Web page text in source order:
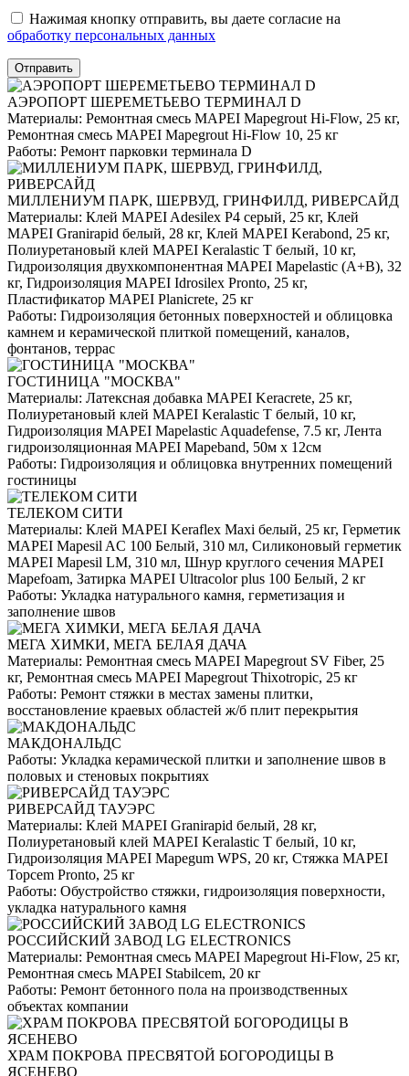
Нажимая кнопку отправить, вы даете согласие на
обработку персональных данных
Отправить
АЭРОПОРТ ШЕРЕМЕТЬЕВО ТЕРМИНАЛ D
Материалы: Ремонтная смесь MAPEI Mapegrout Hi-Flow, 25 кг,
Ремонтная смесь MAPEI Mapegrout Hi-Flow 10, 25 кг
Работы: Ремонт парковки терминала D
МИЛЛЕНИУМ ПАРК, ШЕРВУД, ГРИНФИЛД, РИВЕРСАЙД
Материалы: Клей MAPEI Adesilex P4 серый, 25 кг, Клей
MAPEI Granirapid белый, 28 кг, Клей MAPEI Kerabond, 25 кг,
Полиуретановый клей MAPEI Keralastic T белый, 10 кг,
Гидроизоляция двухкомпонентная MAPEI Mapelastic (А+B), 32
кг, Гидроизоляция MAPEI Idrosilex Pronto, 25 кг,
Пластификатор MAPEI Planicrete, 25 кг
Работы: Гидроизоляция бетонных поверхностей и облицовка
камнем и керамической плиткой помещений, каналов,
фонтанов, террас
ГОСТИНИЦА "МОСКВА"
Материалы: Латексная добавка MAPEI Keracrete, 25 кг,
Полиуретановый клей MAPEI Keralastic T белый, 10 кг,
Гидроизоляция MAPEI Mapelastic Aquadefense, 7.5 кг, Лента
гидроизоляционная MAPEI Mapeband, 50м x 12см
Работы: Гидроизоляция и облицовка внутренних помещений
гостиницы
ТЕЛЕКОМ СИТИ
Материалы: Клей MAPEI Keraflex Maxi белый, 25 кг, Герметик
MAPEI Mapesil AC 100 Белый, 310 мл, Силиконовый герметик
MAPEI Mapesil LM, 310 мл, Шнур круглого сечения MAPEI
Mapefoam, Затирка MAPEI Ultracolor plus 100 Белый, 2 кг
Работы: Укладка натурального камня, герметизация и
заполнение швов
МЕГА ХИМКИ, МЕГА БЕЛАЯ ДАЧА
Материалы: Ремонтная смесь MAPEI Mapegrout SV Fiber, 25
кг, Ремонтная смесь MAPEI Mapegrout Thixotropic, 25 кг
Работы: Ремонт стяжки в местах замены плитки,
восстановление краевых областей ж/б плит перекрытия
МАКДОНАЛЬДС
Работы: Укладка керамической плитки и заполнение швов в
половых и стеновых покрытиях
РИВЕРСАЙД ТАУЭРС
Материалы: Клей MAPEI Granirapid белый, 28 кг,
Полиуретановый клей MAPEI Keralastic T белый, 10 кг,
Гидроизоляция MAPEI Mapegum WPS, 20 кг, Стяжка MAPEI
Topcem Pronto, 25 кг
Работы: Обустройство стяжки, гидроизоляция поверхности,
укладка натурального камня
РОССИЙСКИЙ ЗАВОД LG ELECTRONICS
Материалы: Ремонтная смесь MAPEI Mapegrout Hi-Flow, 25 кг,
Ремонтная смесь MAPEI Stabilcem, 20 кг
Работы: Ремонт бетонного пола на производственных
объектах компании
ХРАМ ПОКРОВА ПРЕСВЯТОЙ БОГОРОДИЦЫ В
ЯСЕНЕВО